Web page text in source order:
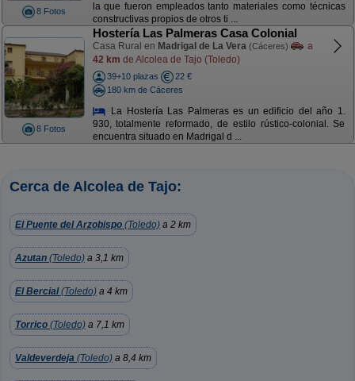
8 Fotos
la que fueron empleados tanto materiales como técnicas
constructivas propios de otros ti ...
8 Fotos
Hostería Las Palmeras Casa Colonial
Casa Rural en Madrigal de La Vera (Cáceres)
a
42 km de Alcolea de Tajo (Toledo)
39+10 plazas
22 €
180 km de Cáceres
La Hostería Las Palmeras es un edificio del año 1.
930, totalmente reformado, de estilo rústico-colonial. Se
encuentra situado en Madrigal d ...
Cerca de Alcolea de Tajo:
El Puente del Arzobispo (Toledo) a 2 km
Azutan (Toledo) a 3,1 km
El Bercial(Toledo) a 4 km
Torrico (Toledo) a 7,1 km
Valdeverdeja (Toledo) a 8,4 km